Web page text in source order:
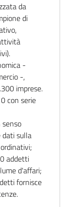
da
di
-
-,
imprese.
con serie
sulla
addetti
d'affari;
fornisce